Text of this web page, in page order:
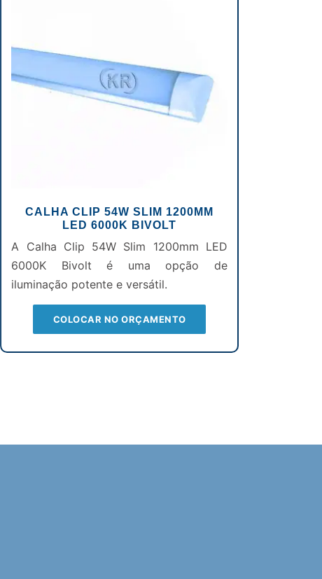
CALHA CLIP 54W SLIM 1200MM
LED 6000K BIVOLT
A Calha Clip 54W Slim 1200mm LED
6000K Bivolt é uma opção de
iluminação potente e versátil.
COLOCAR NO ORÇAMENTO